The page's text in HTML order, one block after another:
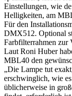
Einstellungen, wie
Helligkeiten, am
Für den
DMX512. Optional
Farbfilterrahmen zur
Laut Roni Huber
MBL40 den
„Die Lampe tut
erschwinglich, wie
üblicherweise in